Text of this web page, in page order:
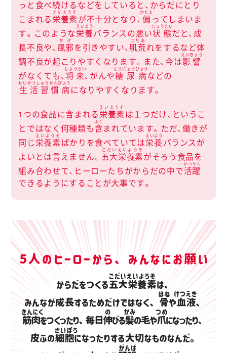
っと食べ続けるなどをしていると、からだにとり
こまれる 栄養素
えいようそ
が不十分となり、 偏
かたよ
ってしまいま
す。このような栄養
えいよう
バランスの悪い状態
じょうたい
だと、成
長不良や、 風邪
かぜ
を引きやすい、 肌荒
はだあ
れをするなど体
調不良が起こりやすくなります。また、今は影響
えいきょう
がなくても、 将来
しょうらい
、がんや糖尿病
とうにょうびょう
などの
生活習慣病
せいかつしゅうかんびょう
になりやすくなります。
1つの食品に含まれる 栄養素
えいようそ
は１つだけ、というこ
とではなく何種類も 含
ふく
まれています。ただ、働きが
同じ 栄養素
えいようそ
ばかりを食べていては栄養
えいよう
バランスが
よいとは言えません。 五大栄養素
ごだいえいようそ
がそろう食品を
組み合わせて、ヒーローたちがからだの中で活躍
かつやく
できるようにすることが大事です。